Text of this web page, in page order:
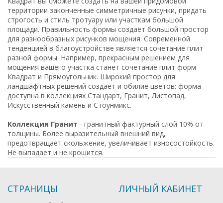
территории законченные симметричные рисунки, придать
строгость и стиль тротуару или участкам большой
площади. Правильность формы создаёт большой простор
для разнообразных рисунков мощения. Современной
тенденцией в благоустройстве является сочетание плит
разной формы. Например, прекрасным решением для
мощения вашего участка станет сочетание плит форм
Квадрат и Прямоугольник. Широкий простор для
ландшафтных решений создаёт и обилие цветов: форма
доступна в коллекциях Стандарт, Гранит, Листопад,
Искусственный камень и Стоунмикс.
Коллекция Гранит - гранитный фактурный слой 10% от
толщины. Более выразительный внешний вид,
предотвращает скольжение, увеличивает износостойкость.
Не выпадает и не крошится.
СТРАНИЦЫ ЛИЧНЫЙ КАБИНЕТ